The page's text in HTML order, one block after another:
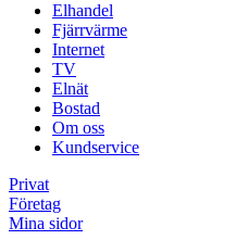
Elhandel
Fjärrvärme
Internet
TV
Elnät
Bostad
Om oss
Kundservice
Privat
Företag
Mina sidor